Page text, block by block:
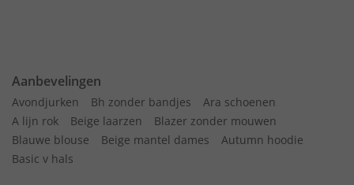
Aanbevelingen
Avondjurken Bh zonder bandjes
Ara schoenen
A lijn rok
Beige laarzen
Blazer zonder mouwen
Blauwe blouse
Beige mantel dames
Autumn hoodie
Basic v hals